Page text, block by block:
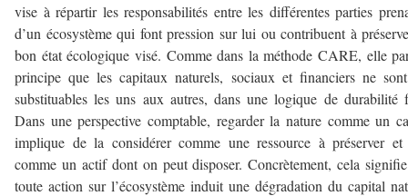
vise à répartir les responsabilités entre les différentes parties
d’un écosystème qui font pression sur lui ou contribuent à
bon état écologique visé. Comme dans la méthode CARE, elle
principe que les capitaux naturels, sociaux et financiers ne
substituables les uns aux autres, dans une logique de durabilité
Dans une perspective comptable, regarder la nature comme un
implique de la considérer comme une ressource à préserver et
comme un actif dont on peut disposer. Concrètement, cela
toute action sur l’écosystème induit une dégradation du capital